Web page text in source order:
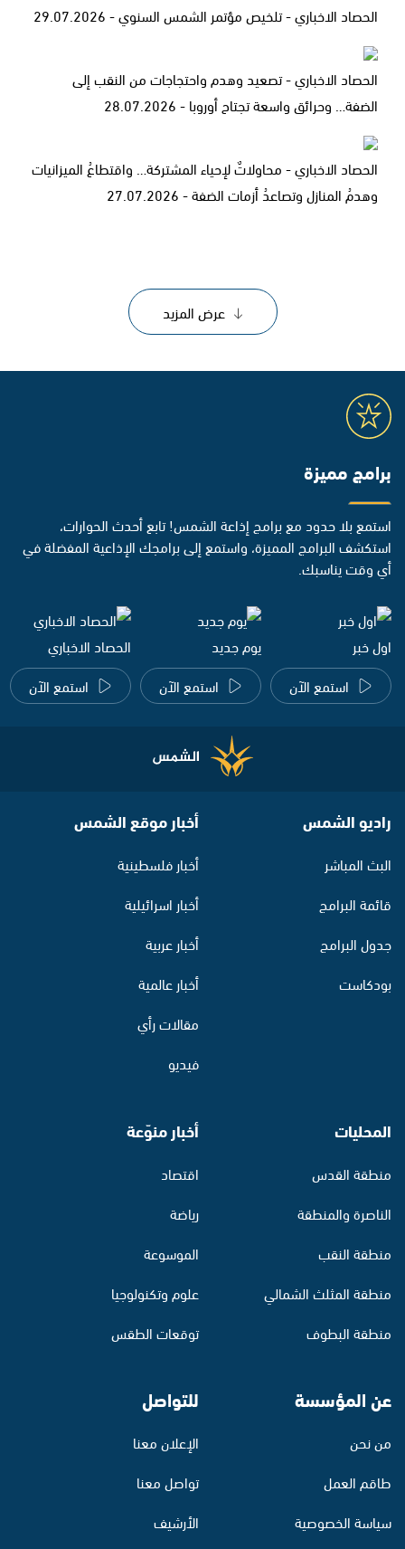
الحصاد الاخباري - تلخيص مؤتمر الشمس السنوي - 29.07.2026
الحصاد الاخباري - تصعيد وهدم واحتجاجات من النقب إلى
الضفة… وحرائق واسعة تجتاح أوروبا - 28.07.2026
الحصاد الاخباري - محاولاتٌ لإحياء المشتركة… واقتطاعُ الميزانيات
وهدمُ المنازل وتصاعدُ أزمات الضفة - 27.07.2026
عرض المزيد
برامج مميزة
استمع بلا حدود مع برامج إذاعة الشمس! تابع أحدث الحوارات،
استكشف البرامج المميزة، واستمع إلى برامجك الإذاعية المفضلة في
أي وقت يناسبك.
اول خبر
استمع الآن
يوم جديد
استمع الآن
الحصاد الاخباري
استمع الآن
راديو الشمس
البث المباشر
قائمة البرامج
جدول البرامج
بودكاست
أخبار موقع الشمس
أخبار فلسطينية
أخبار اسرائيلية
أخبار عربية
أخبار عالمية
مقالات رأي
فيديو
المحليات
منطقة القدس
الناصرة والمنطقة
منطقة النقب
منطقة المثلث الشمالي
منطقة البطوف
أخبار منوّعة
اقتصاد
رياضة
الموسوعة
علوم وتكنولوجيا
توقعات الطقس
عن المؤسسة
من نحن
طاقم العمل
سياسة الخصوصية
للتواصل
الإعلان معنا
تواصل معنا
الأرشيف